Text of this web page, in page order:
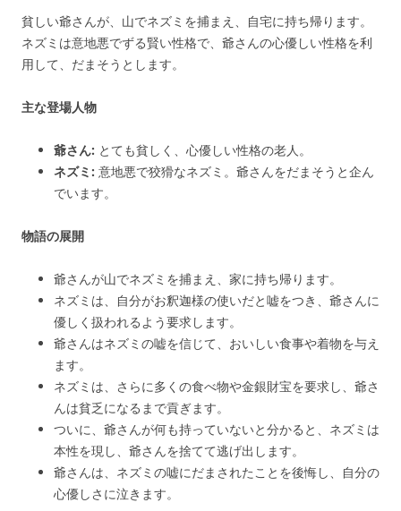
貧しい爺さんが、山でネズミを捕まえ、自宅に持ち帰ります。
ネズミは意地悪でずる賢い性格で、爺さんの心優しい性格を利
用して、だまそうとします。
主な登場人物
爺さん: とても貧しく、心優しい性格の老人。
ネズミ: 意地悪で狡猾なネズミ。爺さんをだまそうと企ん
でいます。
物語の展開
爺さんが山でネズミを捕まえ、家に持ち帰ります。
ネズミは、自分がお釈迦様の使いだと嘘をつき、爺さんに
優しく扱われるよう要求します。
爺さんはネズミの嘘を信じて、おいしい食事や着物を与え
ます。
ネズミは、さらに多くの食べ物や金銀財宝を要求し、爺さ
んは貧乏になるまで貢ぎます。
ついに、爺さんが何も持っていないと分かると、ネズミは
本性を現し、爺さんを捨てて逃げ出します。
爺さんは、ネズミの嘘にだまされたことを後悔し、自分の
心優しさに泣きます。